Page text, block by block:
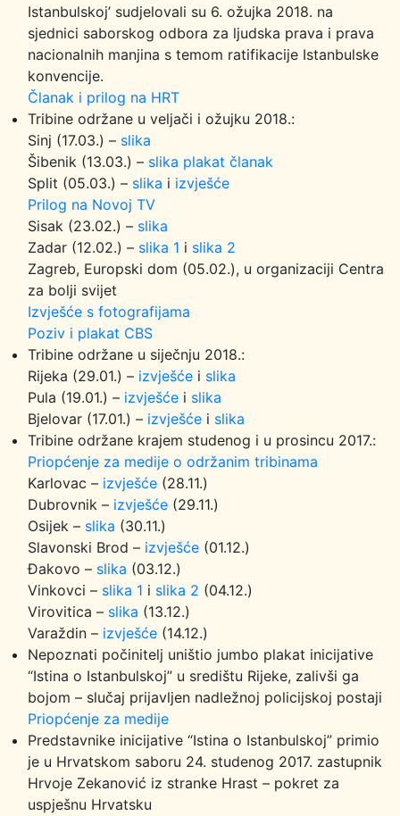
Istanbulskoj’ sudjelovali su 6. ožujka 2018. na
sjednici saborskog odbora za ljudska prava i prava
nacionalnih manjina s temom ratifikacije Istanbulske
konvencije.
Članak i prilog na HRT
Tribine održane u veljači i ožujku 2018.:
Sinj (17.03.) – slika
Šibenik (13.03.) – slika plakat članak
Split (05.03.) – slika i izvješće
Prilog na Novoj TV
Sisak (23.02.) – slika
Zadar (12.02.) – slika 1 i slika 2
Zagreb, Europski dom (05.02.), u organizaciji Centra
za bolji svijet
Izvješće s fotografijama
Poziv i plakat CBS
Tribine održane u siječnju 2018.:
Rijeka (29.01.) – izvješće i slika
Pula (19.01.) – izvješće i slika
Bjelovar (17.01.) – izvješće i slika
Tribine održane krajem studenog i u prosincu 2017.:
Priopćenje za medije o održanim tribinama
Karlovac – izvješće (28.11.)
Dubrovnik – izvješće (29.11.)
Osijek – slika (30.11.)
Slavonski Brod – izvješće (01.12.)
Đakovo – slika (03.12.)
Vinkovci – slika 1 i slika 2 (04.12.)
Virovitica – slika (13.12.)
Varaždin – izvješće (14.12.)
Nepoznati počinitelj uništio jumbo plakat inicijative
“Istina o Istanbulskoj” u središtu Rijeke, zalivši ga
bojom – slučaj prijavljen nadležnoj policijskoj postaji
Priopćenje za medije
Predstavnike inicijative “Istina o Istanbulskoj” primio
je u Hrvatskom saboru 24. studenog 2017. zastupnik
Hrvoje Zekanović iz stranke Hrast – pokret za
uspješnu Hrvatsku